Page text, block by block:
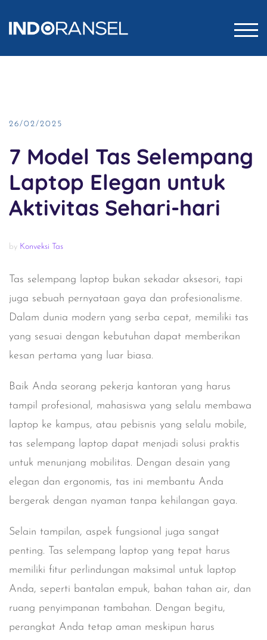
26/02/2025
7 Model Tas Selempang
Laptop Elegan untuk
Aktivitas Sehari-hari
by Konveksi Tas
Tas selempang laptop bukan sekadar aksesori, tapi
juga sebuah pernyataan gaya dan profesionalisme.
Dalam dunia modern yang serba cepat, memiliki tas
yang sesuai dengan kebutuhan dapat memberikan
kesan pertama yang luar biasa.
Baik Anda seorang pekerja kantoran yang harus
tampil profesional, mahasiswa yang selalu membawa
laptop ke kampus, atau pebisnis yang selalu mobile,
tas selempang laptop dapat menjadi solusi praktis
untuk menunjang mobilitas. Dengan desain yang
elegan dan ergonomis, tas ini membantu Anda
bergerak dengan nyaman tanpa kehilangan gaya.
Selain tampilan, aspek fungsional juga sangat
penting. Tas selempang laptop yang tepat harus
memiliki fitur perlindungan maksimal untuk laptop
Anda, seperti bantalan empuk, bahan tahan air, dan
ruang penyimpanan tambahan. Dengan begitu,
perangkat Anda tetap aman meskipun harus